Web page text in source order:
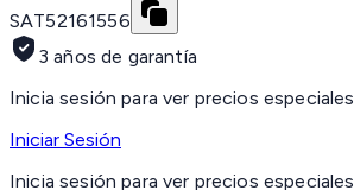
SAT52161556
3 años de garantía
Inicia sesión para ver precios especiales
Iniciar Sesión
Inicia sesión para ver precios especiales